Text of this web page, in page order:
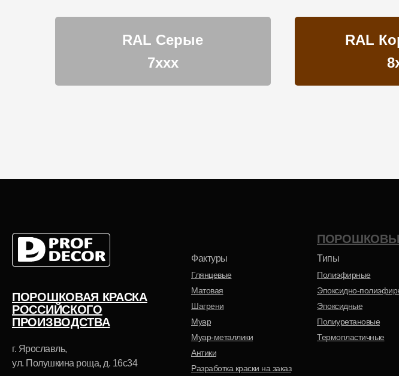
RAL Серые RAL
7ххх
Полиуретановая Муар-
ПОРОШКОВАЯ КРАСКА
РОССИЙСКОГО
ПРОИЗВОДСТВА
Фактуры
Глянцевые
Матовая
Муар
Шагрени
Разработка краски на заказ
Антики
Муар-металлики Термопластичные
Эпоксидные
Полиуретановые
Эпоксидно-
Полиэфирные
Типы
г. Ярославль,
ул. Полушкина роща, д. 16с34